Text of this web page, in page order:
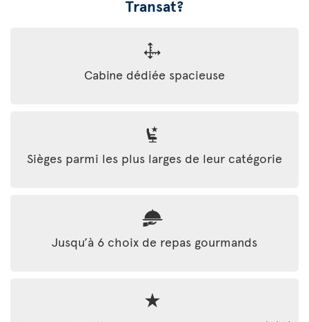
Transat?
Cabine dédiée spacieuse
Sièges parmi les plus larges de leur catégorie
Jusqu’à 6 choix de repas gourmands